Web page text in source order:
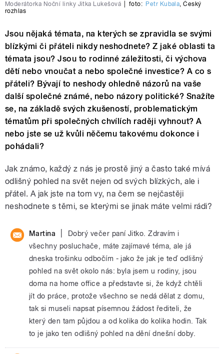
Moderátorka Noční linky Jitka Lukešová foto: Petr Kubala,Český
rozhlas
Jsou nějaká témata, na kterých se zpravidla se svými
blízkými či přáteli nikdy neshodnete? Z jaké oblasti ta
témata jsou? Jsou to rodinné záležitosti, či výchova
dětí nebo vnoučat a nebo společné investice? A co s
přáteli? Bývají to neshody ohledně názorů na vaše
další společné známé, nebo názory politické? Snažíte
se, na základě svých zkušeností, problematickým
tématům při společných chvílích raději vyhnout? A
nebo jste se už kvůli něčemu takovému dokonce i
pohádali?
Jak známo, každý z nás je prostě jiný a často také mívá
odlišný pohled na svět nejen od svých blízkých, ale i
přátel. A jak jste na tom vy, na čem se nejčastěji
neshodnete s těmi, se kterými se jinak máte velmi rádi?
Martina
Dobrý večer paní Jitko. Zdravím i
všechny posluchače, máte zajímavé téma, ale já
dneska trošinku odbočím - jako že jak je teď odlišný
pohled na svět okolo nás: byla jsem u rodiny, jsou
doma na home office a představte si, že když chtěli
jít do práce, protože všechno se nedá dělat z domu,
tak si museli napsat písemnou žádost řediteli, že
který den tam půjdou a od kolika do kolika hodin. Tak
to je jako ten odlišný pohled na dění dnešní doby.